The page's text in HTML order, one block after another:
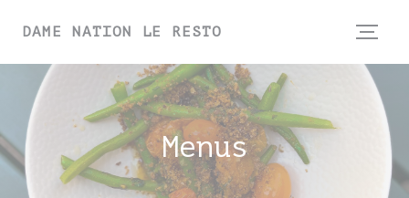
DAME NATION LE RESTO
Menus